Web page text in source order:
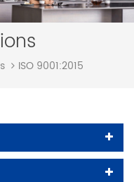
ISO 9001:2015